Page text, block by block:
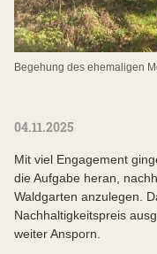
Begehung des ehemaligen
04.11.2025
Mit viel Engagement
die Aufgabe heran,
Waldgarten anzulegen.
Nachhaltigkeitspreis
weiter Ansporn.